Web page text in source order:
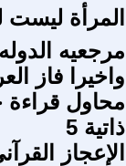
المرأة
مرجعيه
واخيرا فاز
محاول قراءة
ذاتية 5
الإعجاز